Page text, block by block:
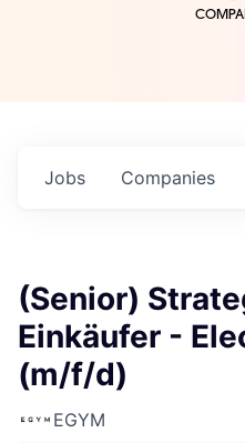
Jobs Companies
(Senior)
Einkäufer -
(m/f/d)
EGYM